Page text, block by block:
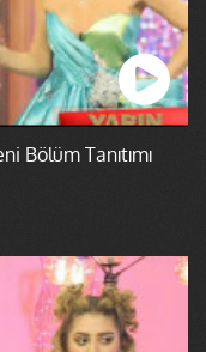
Bölüm Tanıtımı